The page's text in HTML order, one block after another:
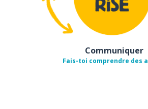
Communiquer
Fais-toi comprendre des